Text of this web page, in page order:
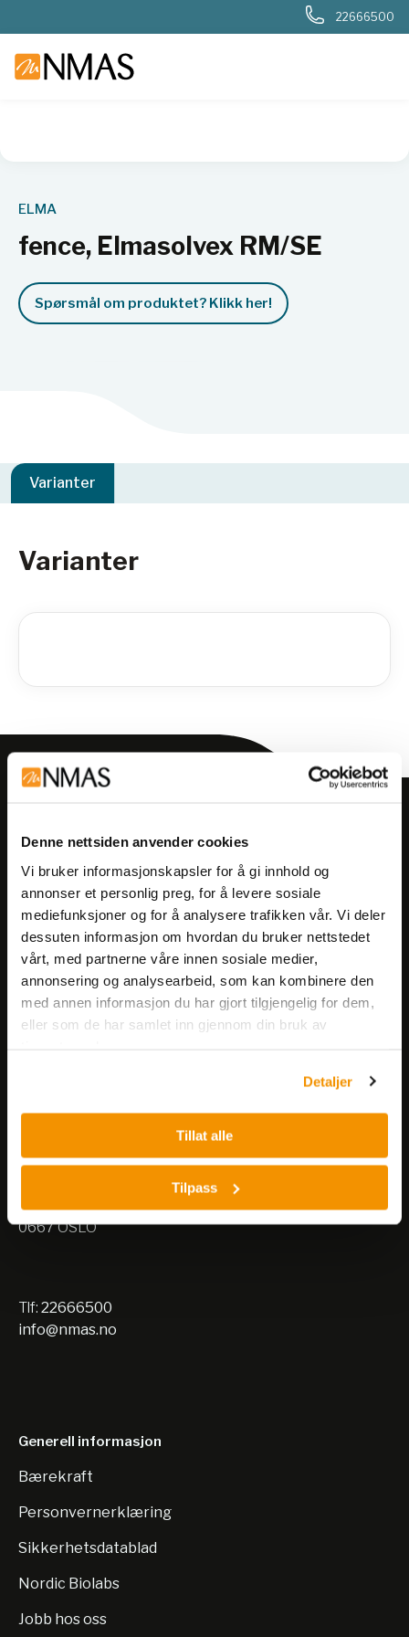
Denne nettsiden anvender cookies
Vi bruker informasjonskapsler for å gi innhold og
annonser et personlig preg, for å levere sosiale
mediefunksjoner og for å analysere trafikken vår. Vi deler
dessuten informasjon om hvordan du bruker nettstedet
vårt, med partnerne våre innen sosiale medier,
annonsering og analysearbeid, som kan kombinere den
med annen informasjon du har gjort tilgjengelig for dem,
eller som de har samlet inn gjennom din bruk av
Detaljer
Tillat alle
Tilpass
22666500
ELMA
fence, Elmasolvex RM/SE
Spørsmål om produktet? Klikk her!
Varianter
Varianter
Få informasjon om produkter,
arrangementer og kampanjer.
Meld på nyhetsbrev
Besøksadresse:
0667 OSLO
Nils Hansens vei 10
0667 OSLO
Tlf: 22666500
info@nmas.no
Generell informasjon
Bærekraft
Personvernerklæring
Sikkerhetsdatablad
Nordic Biolabs
Jobb hos oss